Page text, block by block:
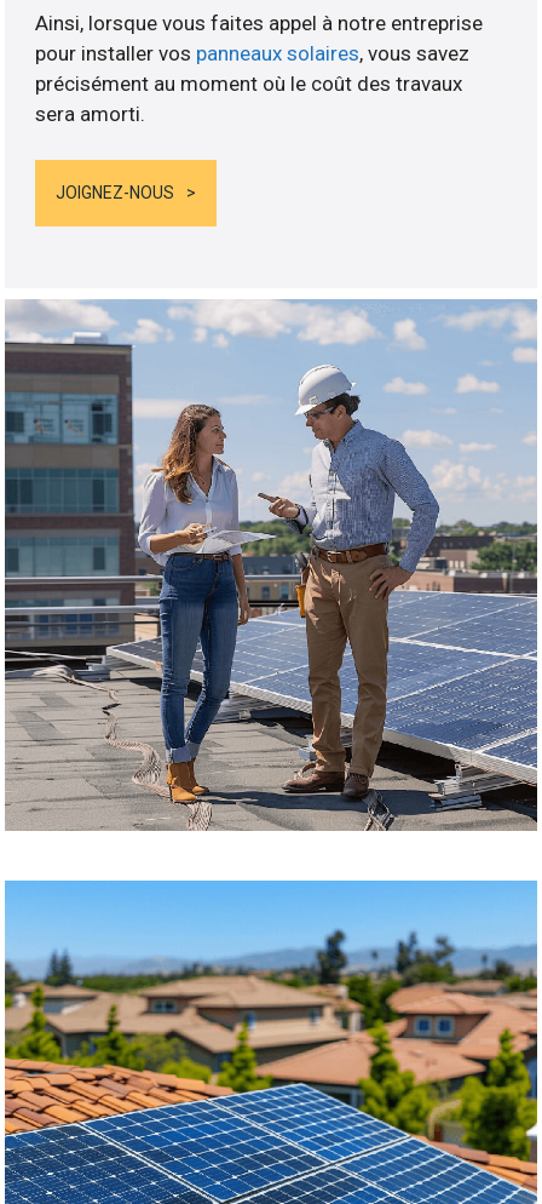
Ainsi, lorsque vous faites appel à notre entreprise
pour installer vos panneaux solaires, vous savez
précisément au moment où le coût des travaux
sera amorti.
JOIGNEZ-NOUS